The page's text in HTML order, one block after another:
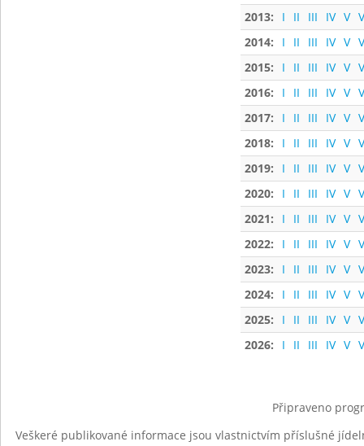
2013:
I II III IV V
2014:
I II III IV V
2015:
I II III IV V
2016:
I II III IV V
2017:
I II III IV V
2018:
I II III IV V
2019:
I II III IV V
2020:
I II III IV V
2021:
I II III IV V
2022:
I II III IV V
2023:
I II III IV V
2024:
I II III IV V
2025:
I II III IV V
2026:
I II III IV V
Připraveno
Veškeré publikované informace jsou vlastnictvím příslušné